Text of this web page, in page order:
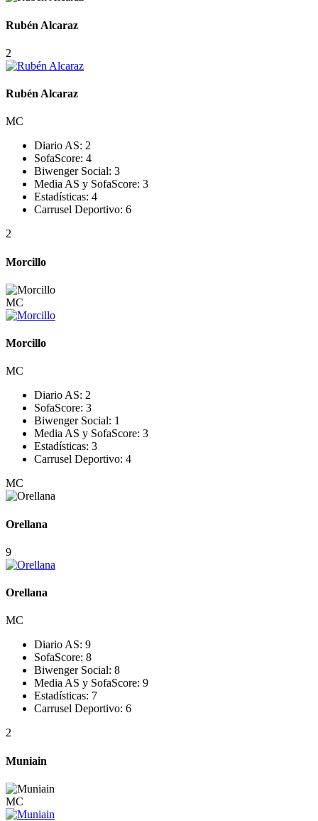
Rubén Alcaraz
2
Rubén Alcaraz
MC
Diario AS: 2
SofaScore: 4
Biwenger Social: 3
Media AS y SofaScore: 3
Estadísticas: 4
Carrusel Deportivo: 6
2
Morcillo
MC
Morcillo
MC
Diario AS: 2
SofaScore: 3
Biwenger Social: 1
Media AS y SofaScore: 3
Estadísticas: 3
Carrusel Deportivo: 4
MC
Orellana
9
Orellana
MC
Diario AS: 9
SofaScore: 8
Biwenger Social: 8
Media AS y SofaScore: 9
Estadísticas: 7
Carrusel Deportivo: 6
2
Muniain
MC